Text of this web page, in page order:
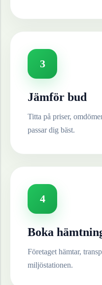
3
Jämför bud
Titta på priser,
passar dig bäst.
4
Boka
Företaget hämtar,
miljöstationen.